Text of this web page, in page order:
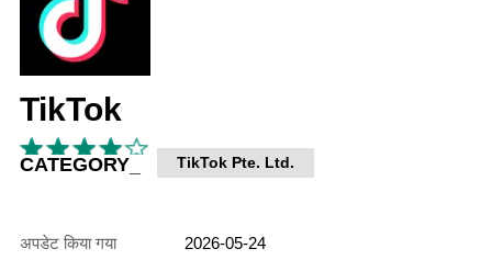
TikTok
CATEGORY_ TikTok Pte. Ltd.
अपडेट किया गया
2026-05-24